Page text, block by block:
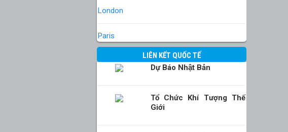
London
Paris
LIÊN KẾT QUỐC TẾ
Dự Báo Nhật Bản
Tổ Chức Khí Tượng Thế
Giới